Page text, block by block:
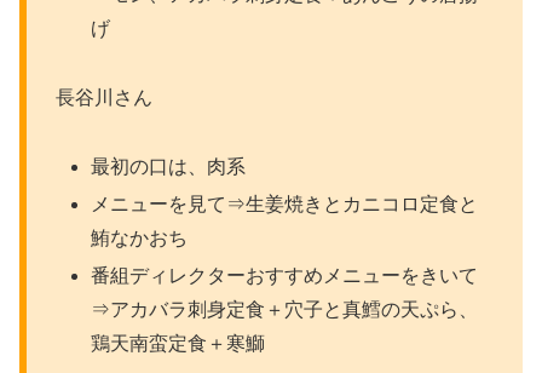
げ
長谷川さん
最初の口は、肉系
メニューを見て⇒生姜焼きとカニコロ定食と
鮪なかおち
番組ディレクターおすすめメニューをきいて
⇒アカバラ刺身定食＋穴子と真鱈の天ぷら、
鶏天南蛮定食＋寒鰤